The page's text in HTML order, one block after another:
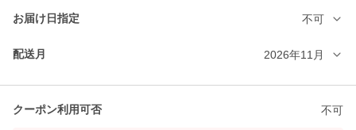
お届け日指定 不可
配送月 2026年11月
クーポン利用可否 不可